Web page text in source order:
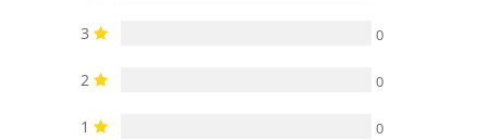
3 0
2 0
1 0